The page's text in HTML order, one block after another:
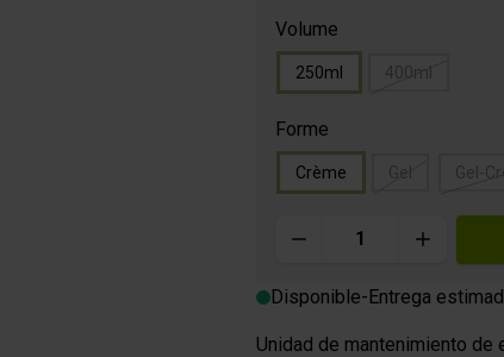
Geles
Volume
250ml 400ml
Forme
Crème Gel Gel-
Disponible-Entrega
Unidad de mantenimiento de